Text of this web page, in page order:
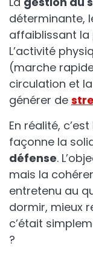
déterminante,
affaiblissant
L’activité
(marche
circulation et
générer de
En réalité,
façonne la
défense.
mais la
entretenu au
dormir, mieux
c’était
?